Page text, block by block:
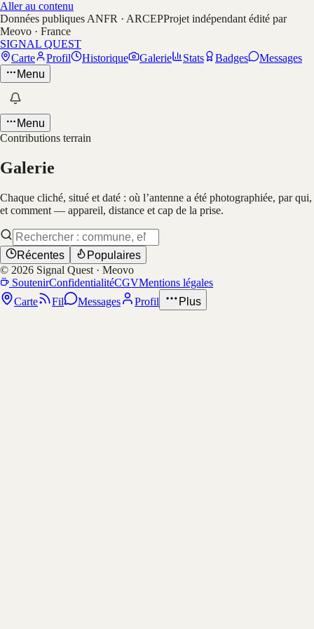
Aller au contenu
Données publiques ANFR · ARCEPProjet indépendant édité par
Meovo · France
SIGNAL QUEST
Carte
Profil Historique Galerie Stats Badges
Messages
Menu
Menu
Contributions terrain
Galerie
Chaque cliché, situé et daté : où l’antenne a été photographiée, par qui,
et comment — appareil, distance et cap de la prise.
Récentes
Populaires
© 2026 Signal Quest · Meovo
SoutenirConfidentialitéCGVMentions légales
Carte
Fil Messages Profil Plus